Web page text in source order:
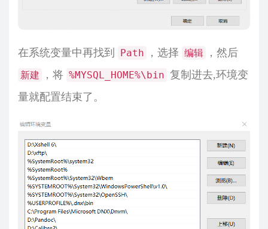
在系统变量中再找到 Path ，选择 编辑 ，然后
新建 ，将 %MYSQL_HOME%\bin 复制进去,环境变
量就配置结束了。